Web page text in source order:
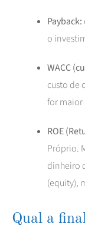
Payback:
o
WACC
custo de
for maior
ROE
Próprio.
dinheiro
(equity),
Qual a